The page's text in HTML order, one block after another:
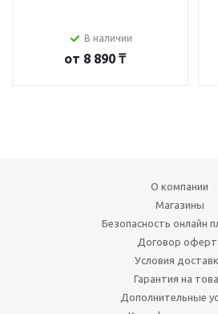
В наличии
от 8 890 ₸
О компании
Магазины
Безопасность онлайн
Договор
Условия
Гарантия на
Дополнительные